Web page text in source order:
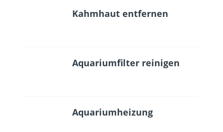
Kahmhaut entfernen
Aquariumfilter reinigen
Aquariumheizung